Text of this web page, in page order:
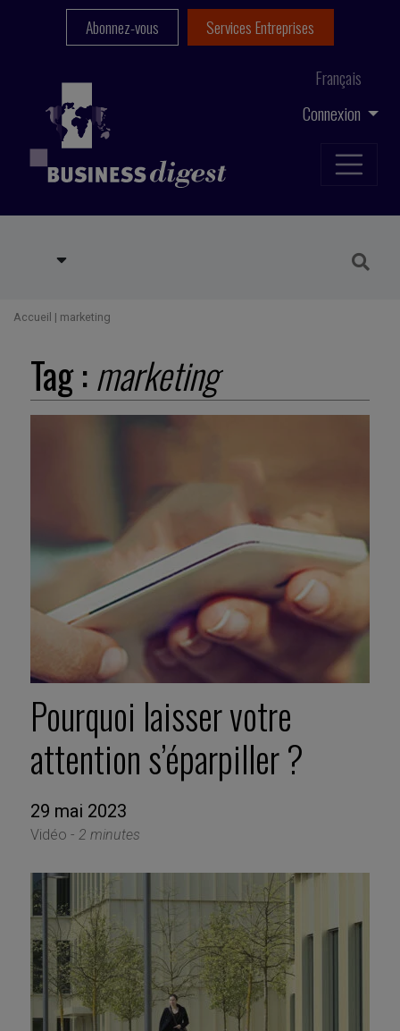
Connexion
Français
Abonnez-vous Services Entreprises
Accueil | marketing
Tag :marketing
Pourquoi laisser votre
attention s’éparpiller ?
29 mai 2023
Vidéo - 2 minutes